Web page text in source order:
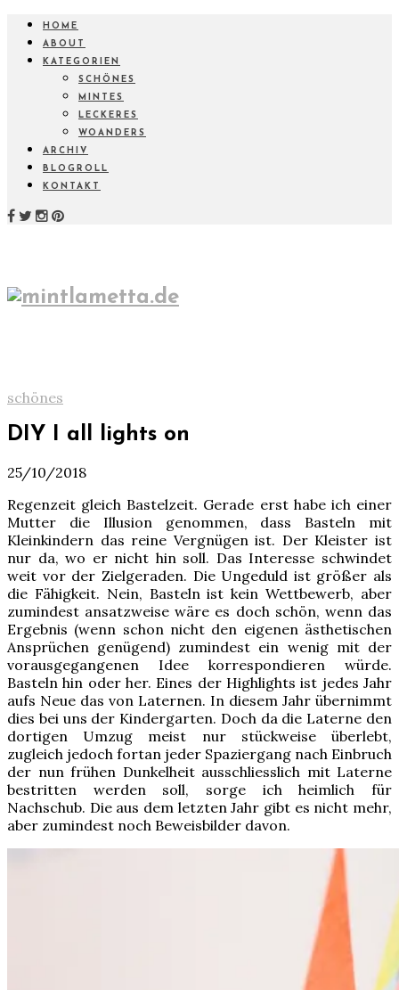
HOME
ABOUT
KATEGORIEN
SCHÖNES
MINTES
LECKERES
WOANDERS
ARCHIV
BLOGROLL
KONTAKT
schönes
DIY I all lights on
25/10/2018
Regenzeit gleich Bastelzeit. Gerade erst habe ich einer
Mutter die Illusion genommen, dass Basteln mit
Kleinkindern das reine Vergnügen ist. Der Kleister ist
nur da, wo er nicht hin soll. Das Interesse schwindet
weit vor der Zielgeraden. Die Ungeduld ist größer als
die Fähigkeit. Nein, Basteln ist kein Wettbewerb, aber
zumindest ansatzweise wäre es doch schön, wenn das
Ergebnis (wenn schon nicht den eigenen ästhetischen
Ansprüchen genügend) zumindest ein wenig mit der
vorausgegangenen Idee korrespondieren würde.
Basteln hin oder her. Eines der Highlights ist jedes Jahr
aufs Neue das von Laternen. In diesem Jahr übernimmt
dies bei uns der Kindergarten. Doch da die Laterne den
dortigen Umzug meist nur stückweise überlebt,
zugleich jedoch fortan jeder Spaziergang nach Einbruch
der nun frühen Dunkelheit ausschliesslich mit Laterne
bestritten werden soll, sorge ich heimlich für
Nachschub. Die aus dem letzten Jahr gibt es nicht mehr,
aber zumindest noch Beweisbilder davon.